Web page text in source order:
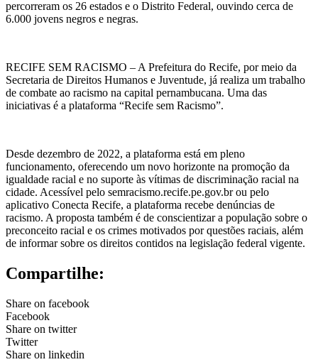
percorreram os 26 estados e o Distrito Federal, ouvindo cerca de
6.000 jovens negros e negras.
RECIFE SEM RACISMO – A Prefeitura do Recife, por meio da
Secretaria de Direitos Humanos e Juventude, já realiza um trabalho
de combate ao racismo na capital pernambucana. Uma das
iniciativas é a plataforma “Recife sem Racismo”.
Desde dezembro de 2022, a plataforma está em pleno
funcionamento, oferecendo um novo horizonte na promoção da
igualdade racial e no suporte às vítimas de discriminação racial na
cidade. Acessível pelo semracismo.recife.pe.gov.br ou pelo
aplicativo Conecta Recife, a plataforma recebe denúncias de
racismo. A proposta também é de conscientizar a população sobre o
preconceito racial e os crimes motivados por questões raciais, além
de informar sobre os direitos contidos na legislação federal vigente.
Compartilhe:
Share on facebook
Facebook
Share on twitter
Twitter
Share on linkedin